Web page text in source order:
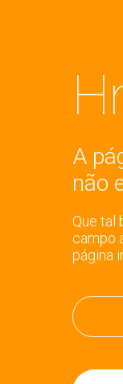
A
não
Que tal
campo
página